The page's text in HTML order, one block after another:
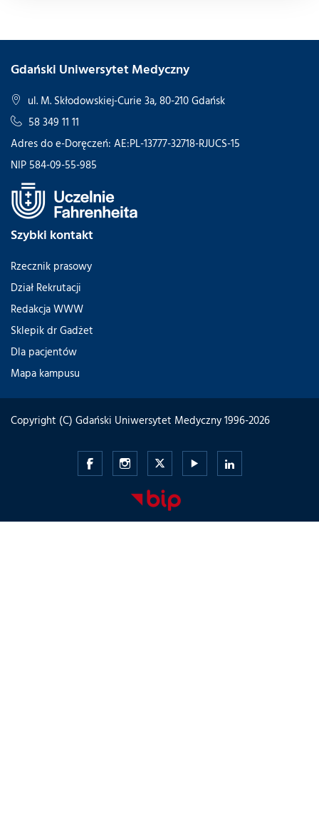
Gdański Uniwersytet Medyczny
ul. M. Skłodowskiej-Curie 3a, 80-210 Gdańsk
58 349 11 11
Adres do e-Doręczeń: AE:PL-13777-32718-RJUCS-15
NIP 584-09-55-985
Szybki kontakt
Rzecznik prasowy
Dział Rekrutacji
Redakcja WWW
Sklepik dr Gadżet
Dla pacjentów
Mapa kampusu
Copyright (C) Gdański Uniwersytet Medyczny 1996-2026
Gdański
Uniwersytet
Gdański
Uniwersytet
Medyczny
Gdański
Uniwersytet
Medyczny
GdańskiGdański